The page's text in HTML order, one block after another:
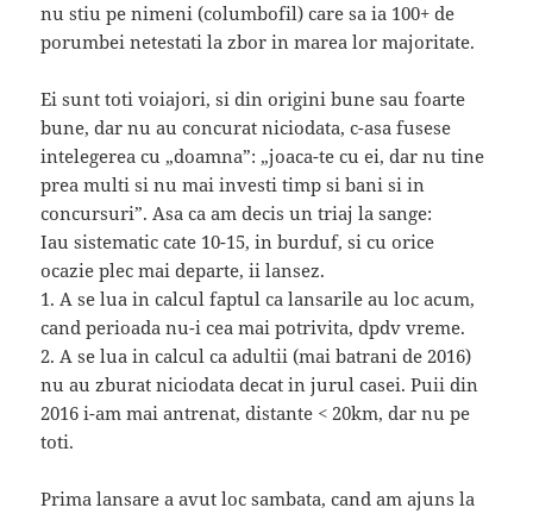
nu stiu pe nimeni (columbofil) care sa ia 100+ de
porumbei netestati la zbor in marea lor majoritate.
Ei sunt toti voiajori, si din origini bune sau foarte
bune, dar nu au concurat niciodata, c-asa fusese
intelegerea cu „doamna”: „joaca-te cu ei, dar nu tine
prea multi si nu mai investi timp si bani si in
concursuri”. Asa ca am decis un triaj la sange:
Iau sistematic cate 10-15, in burduf, si cu orice
ocazie plec mai departe, ii lansez.
1. A se lua in calcul faptul ca lansarile au loc acum,
cand perioada nu-i cea mai potrivita, dpdv vreme.
2. A se lua in calcul ca adultii (mai batrani de 2016)
nu au zburat niciodata decat in jurul casei. Puii din
2016 i-am mai antrenat, distante < 20km, dar nu pe
toti.
Prima lansare a avut loc sambata, cand am ajuns la